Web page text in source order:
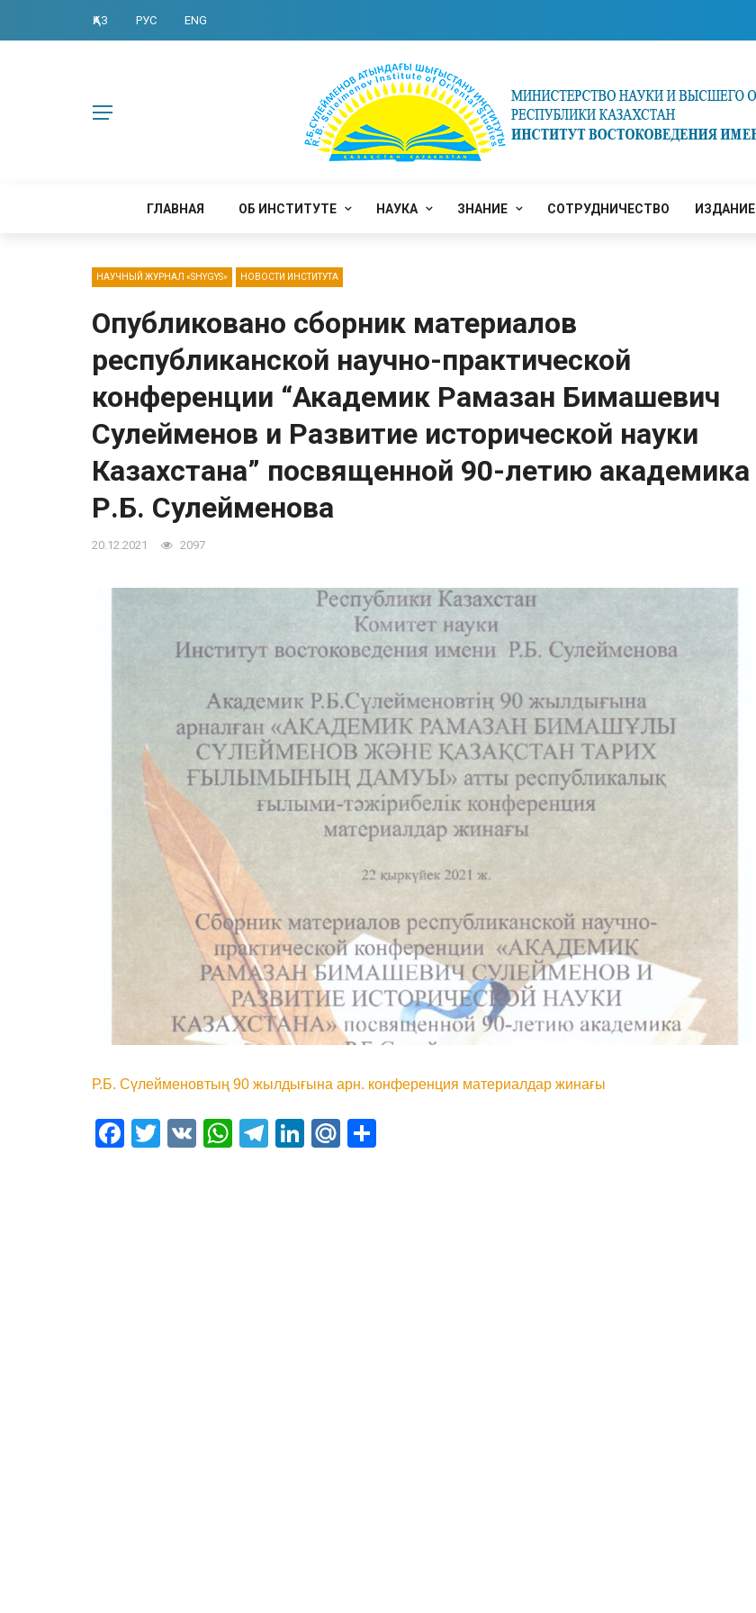
ҚАЗ РУС ENG
ГЛАВНАЯ ОБ ИНСТИТУТЕ НАУКА ЗНАНИЕ СОТРУДНИЧЕСТВО ИЗДАНИЕ
НАУЧНЫЙ ЖУРНАЛ «SHYGYS» НОВОСТИ ИНСТИТУТА
Опубликовано сборник материалов
республиканской научно-практической
конференции “Академик Рамазан Бимашевич
Сулейменов и Развитие исторической науки
Казахстана” посвященной 90-летию академика
Р.Б. Сулейменова
20.12.2021 2097
Р.Б. Сүлейменовтың 90 жылдығына арн. конференция материалдар жинағы
Facebook
Twitter
VK WhatsApp
Telegram
LinkedIn
Mail.Ru